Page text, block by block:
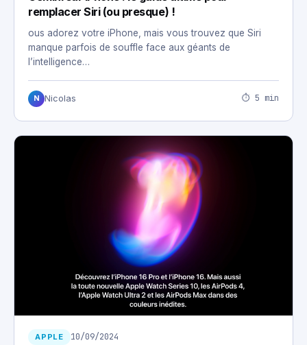
remplacer Siri (ou presque) !
ous adorez votre iPhone, mais vous trouvez que Siri
manque parfois de souffle face aux géants de
l’intelligence…
N Nicolas ⏱ 5 min
APPLE 10/09/2024